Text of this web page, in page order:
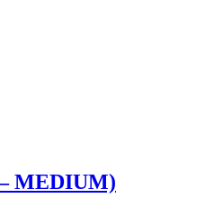
MEDIUM)